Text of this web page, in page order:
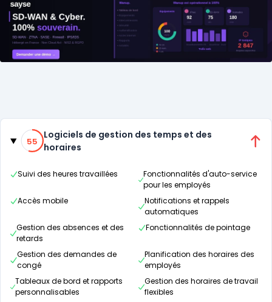
Catégories
55% de compatibilité
55
Logiciels de gestion des temps et des
horaires
Suivi des heures travaillées
Fonctionnalités d'auto-service
pour les employés
Accès mobile
Notifications et rappels
automatiques
Gestion des absences et des
retards
Fonctionnalités de pointage
Gestion des demandes de
congé
Planification des horaires des
employés
Tableaux de bord et rapports
personnalisables
Gestion des horaires de travail
flexibles